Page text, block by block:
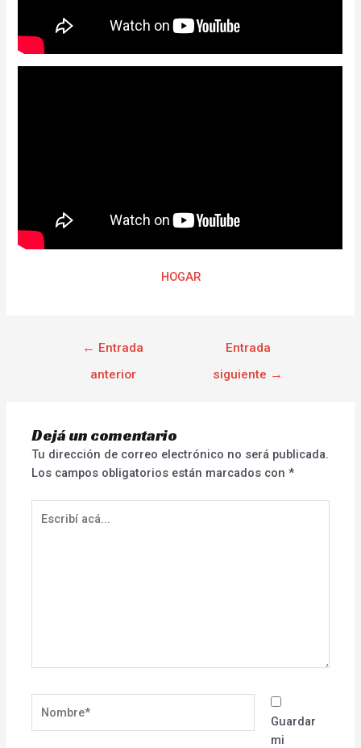
HOGAR
← Entrada
anterior
Entrada
siguiente →
Dejá un comentario
Tu dirección de correo electrónico no será publicada.
Los campos obligatorios están marcados con*
acá...
Guardar
mi